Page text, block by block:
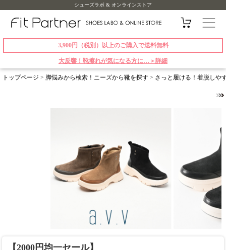
シューズラボ & オンラインストア
3,900円（税別）以上のご購入で送料無料
大反響！靴擦れが気になる方に…＞詳細
トップページ > 脚悩みから検索！ニーズから靴を探す > さっと履ける！着脱しや
【2000円均一セール】